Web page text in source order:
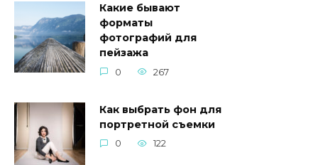
Какие бывают
форматы
фотографий для
пейзажа
0 267
Как выбрать фон для
портретной съемки
0 122